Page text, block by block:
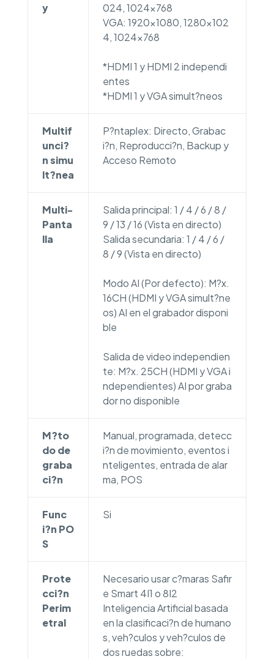
y
024, 1024×768
VGA: 1920×1080, 1280×102
4, 1024×768
*HDMI 1 y HDMI 2 independi
entes
*HDMI 1 y VGA simult?neos
Multif
unci?
n simu
lt?nea
P?ntaplex: Directo, Grabac
i?n, Reproducci?n, Backup y
Acceso Remoto
Multi-
Panta
lla
Salida principal: 1 / 4 / 6 / 8 /
9 / 13 / 16 (Vista en directo)
Salida secundaria: 1 / 4 / 6 /
8 / 9 (Vista en directo)
Modo AI (Por defecto): M?x.
16CH (HDMI y VGA simult?ne
os) AI en el grabador disponi
ble
Salida de video independien
te: M?x. 25CH (HDMI y VGA i
ndependientes) AI por graba
dor no disponible
M?to
do de
graba
ci?n
Manual, programada, detecc
i?n de movimiento, eventos i
nteligentes, entrada de alar
ma, POS
Func
i?n PO
S
Si
Prote
cci?n
Perim
etral
Necesario usar c?maras Safir
e Smart 4I1 o 8I2
Inteligencia Artificial basada
en la clasificaci?n de humano
s, veh?culos y veh?culos de
dos ruedas sobre: